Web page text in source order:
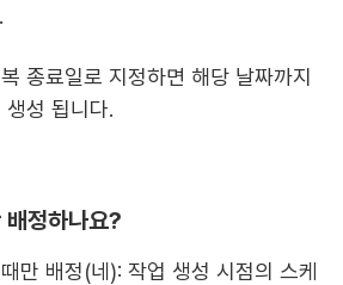
종료일로 지정하면 해당 날짜까지
성 됩니다.
정하나요?
만 배정(네): 작업 생성 시점의 스케